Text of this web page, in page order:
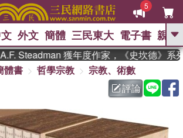
5
GO
熱搜： 東野圭吾 、 高希均教授回憶錄
父親節 、 如果歷
暑期推薦 、 國際布克
獎 臺灣漫遊錄
登輝時代 、 數學女孩：黎曼猜想
偉大的迷走神經
外文 簡體 三民東大 電子書 親子
Steadman 獲年度作家，《史坎德》系列
體書 哲學宗教
宗教、術數
評論